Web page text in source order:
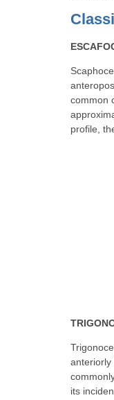
common
profile,
anteriorly
its